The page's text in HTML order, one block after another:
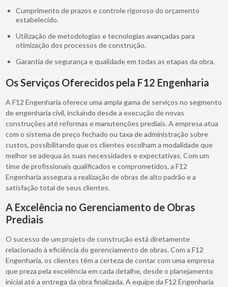
Cumprimento de prazos e controle rigoroso do orçamento
estabelecido.
Utilização de metodologias e tecnologias avançadas para
otimização dos processos de construção.
Garantia de segurança e qualidade em todas as etapas da obra.
Os Serviços Oferecidos pela F12 Engenharia
A F12 Engenharia oferece uma ampla gama de serviços no segmento
de engenharia civil, incluindo desde a execução de novas
construções até reformas e manutenções prediais. A empresa atua
com o sistema de preço fechado ou taxa de administração sobre
custos, possibilitando que os clientes escolham a modalidade que
melhor se adequa às suas necessidades e expectativas. Com um
time de profissionais qualificados e comprometidos, a F12
Engenharia assegura a realização de obras de alto padrão e a
satisfação total de seus clientes.
A Excelência no Gerenciamento de Obras
Prediais
O sucesso de um projeto de construção está diretamente
relacionado à eficiência do gerenciamento de obras. Com a F12
Engenharia, os clientes têm a certeza de contar com uma empresa
que preza pela excelência em cada detalhe, desde o planejamento
inicial até a entrega da obra finalizada. A equipe da F12 Engenharia